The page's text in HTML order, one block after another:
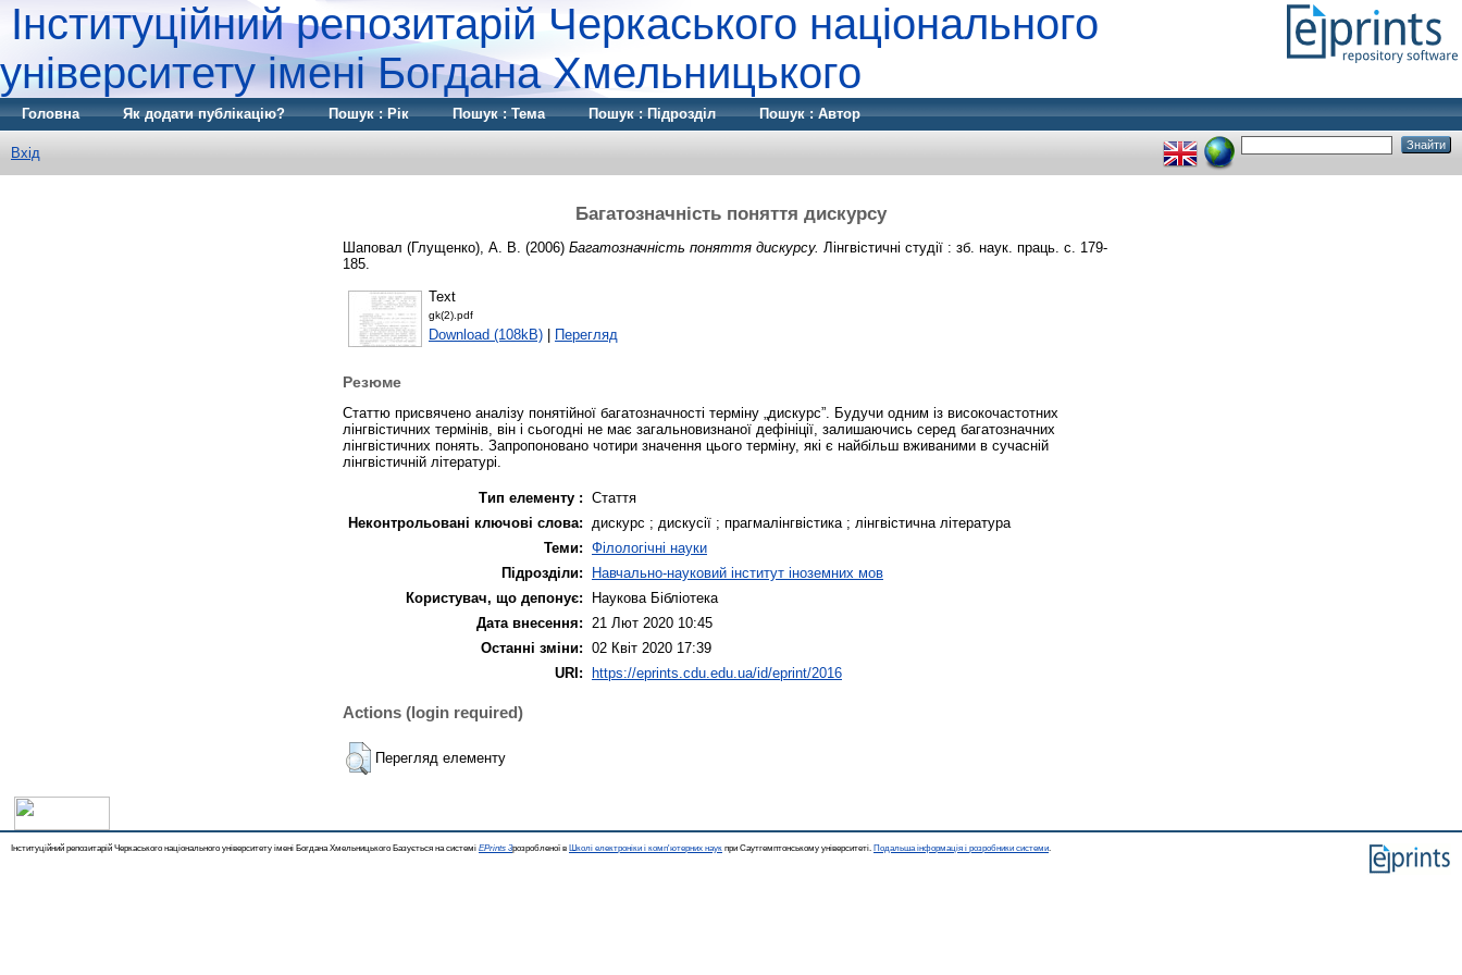
Інституційний репозитарій Черкаського національного
університету імені Богдана Хмельницького
Головна Як додати публікацію? Пошук : Рік Пошук : Тема Пошук : Підрозділ Пошук : Автор
Вхід
Багатозначність поняття дискурсу
Шаповал (Глущенко), А. В. (2006) Багатозначність поняття дискурсу. Лінгвістичні студії : зб. наук. праць. с. 179-
185.
Text
gk(2).pdf
Download (108kB) Перегляд
Резюме
Cтаттю присвячено аналізу понятійної багатозначності терміну „дискурс”. Будучи одним із високочастотних
лінгвістичних термінів, він і сьогодні не має загальновизнаної дефініції, залишаючись серед багатозначних
лінгвістичних понять. Запропоновано чотири значення цього терміну, які є найбільш вживаними в сучасній
лінгвістичній літературі.
Тип елементу : Стаття
Неконтрольовані ключові слова:
дискурс ; дискусії ; прагмалінгвістика ; лінгвістична література
Теми: Філологічні науки
Підрозділи:
Навчально-науковий інститут іноземних мов
Користувач, що депонує:
Наукова Бібліотека
Дата внесення:
21 Лют 2020 10:45
Останні зміни: 02 Квіт 2020 17:39
URI: https://eprints.cdu.edu.ua/id/eprint/2016
Actions (login required)
Перегляд елементу
Інституційний репозитарій Черкаського національного університету імені Богдана Хмельницького Базується на системі EPrints 3розробленої в Школі електроніки і комп'ютерних наук при Саутгемптонському університеті. Подальша інформація і розробники системи